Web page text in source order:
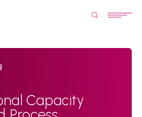
Capacity